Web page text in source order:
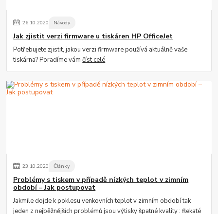
26.10.2020 Návody
Jak zjistit verzi firmware u tiskáren HP OfficeJet
Potřebujete zjistit, jakou verzi firmware používá aktuálně vaše
tiskárna? Poradíme vámčíst celé
23.10.2020 Články
Problémy s tiskem v případě nízkých teplot v zimním
období – Jak postupovat
Jakmile dojde k poklesu venkovních teplot v zimním období tak
jeden z nejběžnějších problémů jsou výtisky špatné kvality : flekaté